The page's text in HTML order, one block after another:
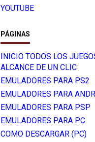
YOUTUBE
PÁGINAS
INICIO TODOS LOS
ALCANCE DE UN CLIC
EMULADORES PARA PS2
EMULADORES PARA
EMULADORES PARA PSP
EMULADORES PARA PC
COMO DESCARGAR (PC)